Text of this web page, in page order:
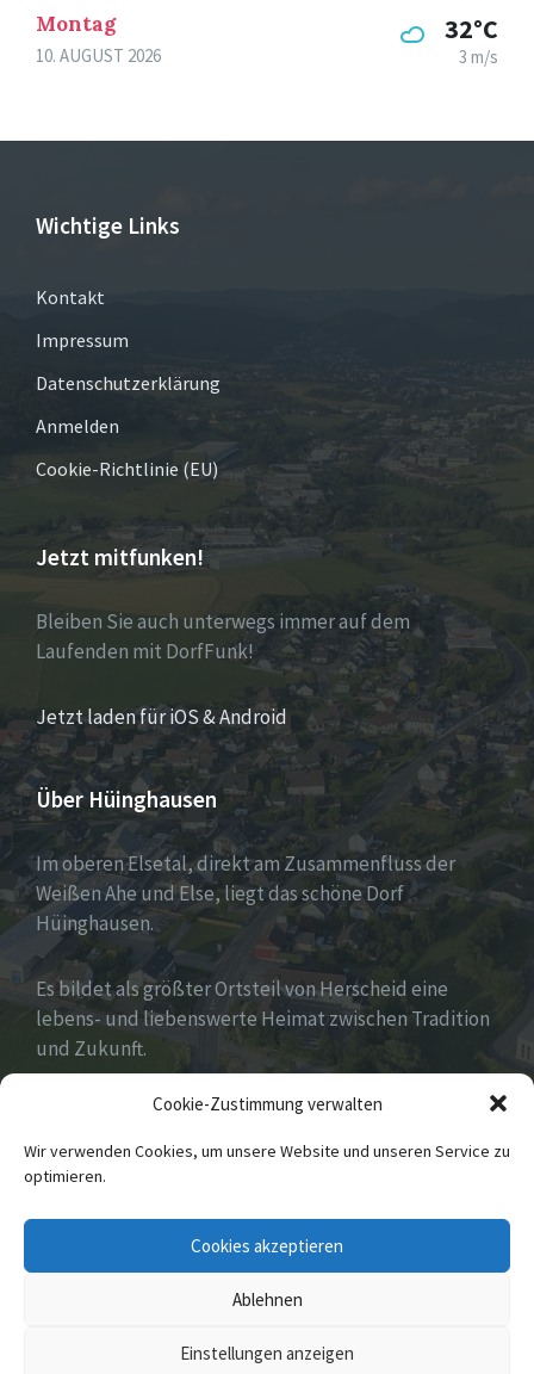
Cookie-Zustimmung verwalten
Wir verwenden Cookies, um unsere Website und unseren Service zu
optimieren.
Cookies akzeptieren
Ablehnen
Einstellungen anzeigen
Montag
10. AUGUST 2026
32°C
3 m/s
Wichtige Links
Kontakt
Impressum
Datenschutzerklärung
Anmelden
Cookie-Richtlinie (EU)
Jetzt mitfunken!
Bleiben Sie auch unterwegs immer auf dem
Laufenden mit DorfFunk!
Jetzt laden für iOS & Android
Über Hüinghausen
Im oberen Elsetal, direkt am Zusammenfluss der
Weißen Ahe und Else, liegt das schöne Dorf
Hüinghausen.
Es bildet als größter Ortsteil von Herscheid eine
lebens- und liebenswerte Heimat zwischen Tradition
und Zukunft.
Viel hat es zu bieten und zu entdecken…Seid
gespannt!